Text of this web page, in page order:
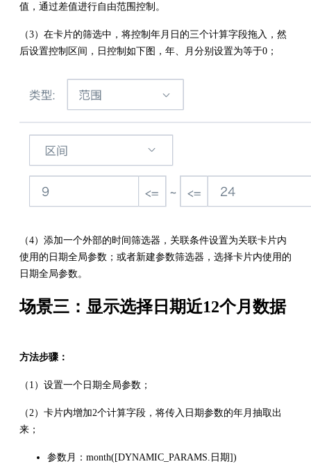
值，通过差值进行自由范围控制。
（3）在卡片的筛选中，将控制年月日的三个计算字段拖入，然
后设置控制区间，日控制如下图，年、月分别设置为等于0；
（4）添加一个外部的时间筛选器，关联条件设置为关联卡片内
使用的日期全局参数；或者新建参数筛选器，选择卡片内使用的
日期全局参数。
场景三：显示选择日期近12个月数据
方法步骤：
（1）设置一个日期全局参数；
（2）卡片内增加2个计算字段，将传入日期参数的年月抽取出
来；
参数月：month([DYNAMIC_PARAMS.日期])